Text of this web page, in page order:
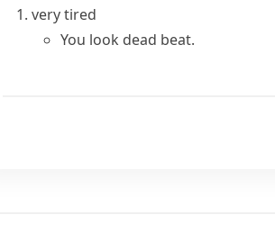
very tired
You look dead beat.